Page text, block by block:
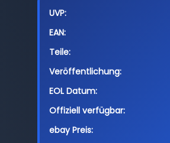
UVP:
EAN:
Teile:
Veröffentlichung:
EOL Datum:
Offiziell verfügbar:
ebay Preis: